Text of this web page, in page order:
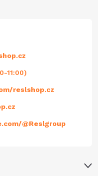
11:00)
reslshop.cz
@Reslgroup